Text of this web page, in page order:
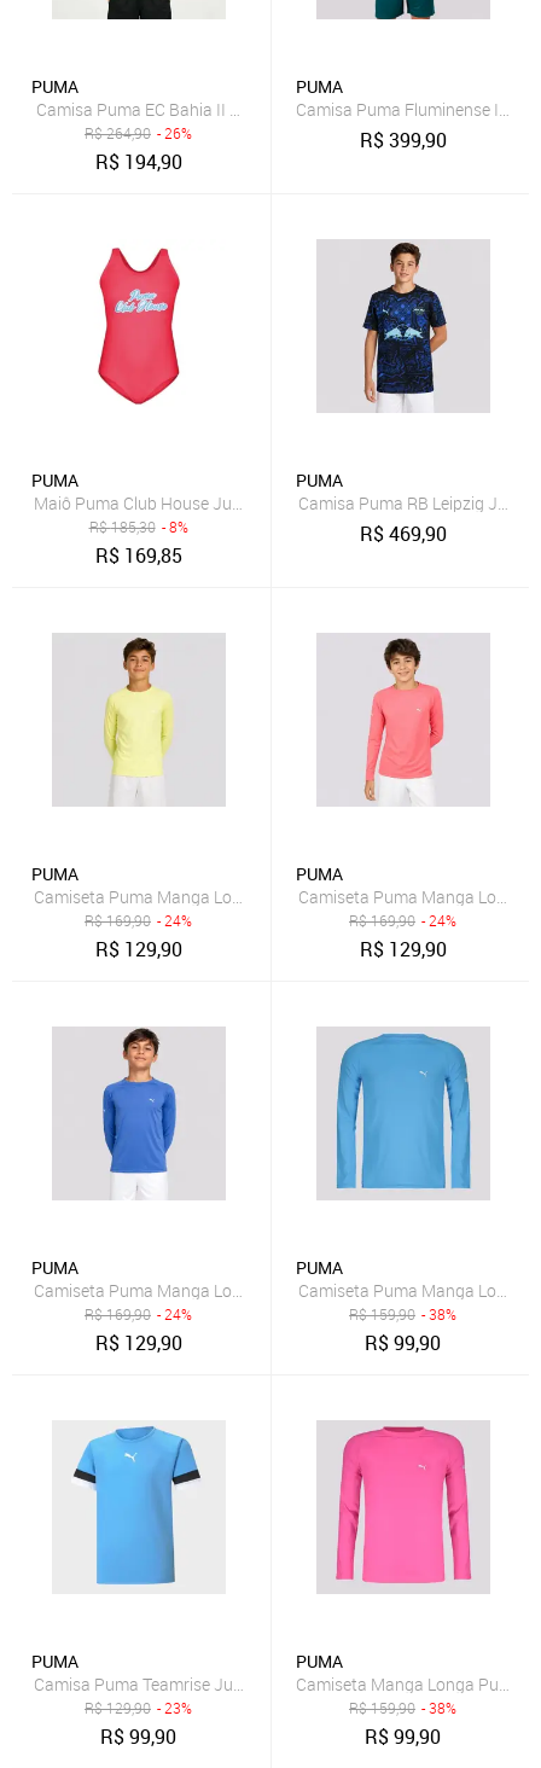
PUMA
Camisa Puma EC Bahia II Goleiro 2025 Juvenil
R$264,90 - 26%
R$ 194,90
PUMA
Camisa Puma Fluminense III
R$399,90
PUMA
Maiô Puma Club House Juvenil - Rosa - Puma
R$185,30 - 8%
R$ 169,85
PUMA
Camisa Puma RB Leipzig
R$469,90
PUMA
Camiseta Puma Manga Longa UV50+ Juvenil Amarelo
R$169,90 - 24%
R$ 129,90
PUMA
Camiseta Puma Manga Longa
R$169,90 - 24%
R$ 129,90
PUMA
Camiseta Puma Manga Longa UV50+ Juvenil Azul
R$169,90 - 24%
R$ 129,90
PUMA
Camiseta Puma Manga Longa
R$159,90 - 38%
R$99,90
PUMA
Camisa Puma Teamrise Juvenil Azul
R$129,90 - 23%
R$99,90
PUMA
Camiseta Manga Longa Puma
R$159,90 - 38%
R$99,90